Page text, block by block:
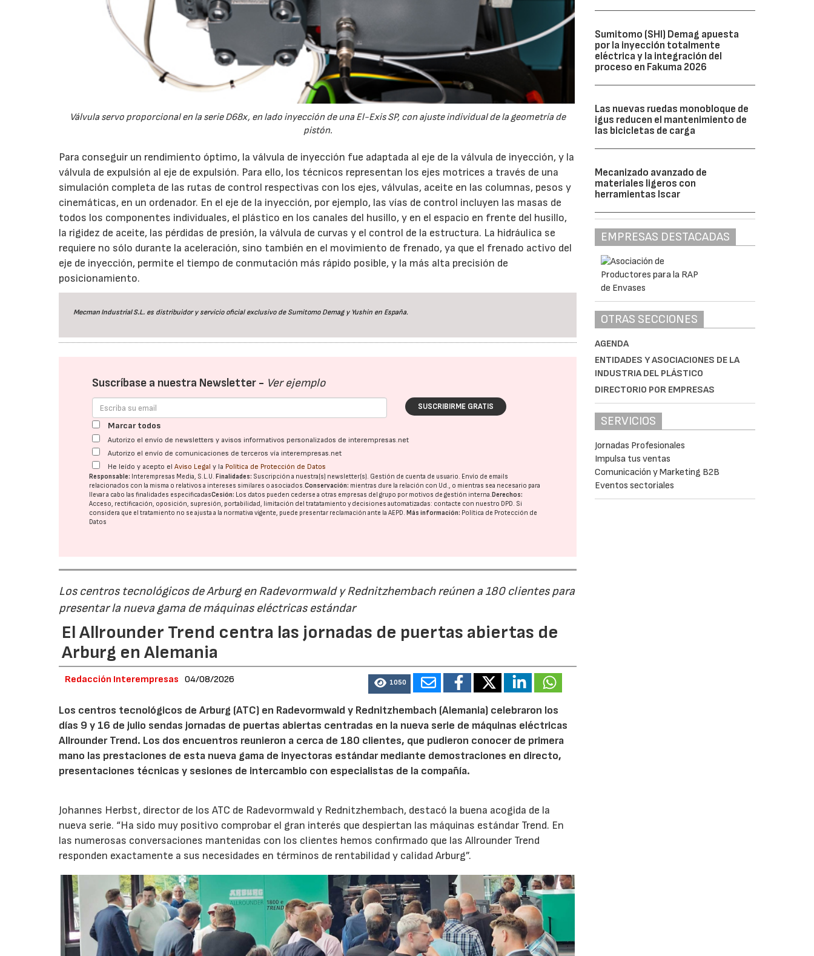
Válvula servo proporcional en la serie D68x, en lado inyección de una El-Exis SP, con ajuste individual de la geometría de
pistón.
Para conseguir un rendimiento óptimo, la válvula de inyección fue adaptada al eje de la válvula de inyección, y la
válvula de expulsión al eje de expulsión. Para ello, los técnicos representan los ejes motrices a través de una
simulación completa de las rutas de control respectivas con los ejes, válvulas, aceite en las columnas, pesos y
cinemáticas, en un ordenador. En el eje de la inyección, por ejemplo, las vías de control incluyen las masas de
todos los componentes individuales, el plástico en los canales del husillo, y en el espacio en frente del husillo,
la rigidez de aceite, las pérdidas de presión, la válvula de curvas y el control de la estructura. La hidráulica se
requiere no sólo durante la aceleración, sino también en el movimiento de frenado, ya que el frenado activo del
eje de inyección, permite el tiempo de conmutación más rápido posible, y la más alta precisión de
posicionamiento.
Mecman Industrial S.L.es distribuidor y servicio oficial exclusivo de Sumitomo Demag y Yushin en España.
Suscríbase a nuestra Newsletter - Ver ejemplo
SUSCRIBIRME GRATIS
Marcar todos
Autorizo el envío de newsletters y avisos informativos personalizados de interempresas.net
Autorizo el envío de comunicaciones de terceros vía interempresas.net
He leído y acepto elAviso Legal y la Política de Protección de Datos
Responsable: Interempresas Media, S.L.U. Finalidades: Suscripción a nuestra(s) newsletter(s). Gestión de cuenta de usuario. Envío de emails
relacionados con la misma o relativos a intereses similares o asociados.Conservación: mientras dure la relación con Ud., o mientras sea necesario para
llevar a cabo las finalidades especificadasCesión: Los datos pueden cederse a otras empresas del grupo por motivos de gestión interna. Derechos:
Acceso, rectificación, oposición, supresión, portabilidad, limitación del tratatamiento y decisiones automatizadas: contacte con nuestro DPD. Si
considera que el tratamiento no se ajusta a la normativa vigente, puede presentar reclamación ante laAEPD. Más información: Política de Protección de
Datos
Los centros tecnológicos de Arburg en Radevormwald y Rednitzhembach reúnen a 180 clientes para
presentar la nueva gama de máquinas eléctricas estándar
El Allrounder Trend centra las jornadas de puertas abiertas de
Arburg en Alemania
Redacción Interempresas 04/08/2026 1050
Los centros tecnológicos de Arburg (ATC) en Radevormwald y Rednitzhembach (Alemania) celebraron los
días 9 y 16 de julio sendas jornadas de puertas abiertas centradas en la nueva serie de máquinas eléctricas
Allrounder Trend. Los dos encuentros reunieron a cerca de 180 clientes, que pudieron conocer de primera
mano las prestaciones de esta nueva gama de inyectoras estándar mediante demostraciones en directo,
presentaciones técnicas y sesiones de intercambio con especialistas de la compañía.
Johannes Herbst, director de los ATC de Radevormwald y Rednitzhembach, destacó la buena acogida de la
nueva serie. “Ha sido muy positivo comprobar el gran interés que despiertan las máquinas estándar Trend. En
las numerosas conversaciones mantenidas con los clientes hemos confirmado que las Allrounder Trend
responden exactamente a sus necesidades en términos de rentabilidad y calidad Arburg”.
Sumitomo (SHI) Demag apuesta
por la inyección totalmente
eléctrica y la integración del
proceso en Fakuma 2026
Las nuevas ruedas monobloque de
igus reducen el mantenimiento de
las bicicletas de carga
Mecanizado avanzado de
materiales ligeros con
herramientas Iscar
EMPRESAS DESTACADAS
OTRAS SECCIONES
AGENDA
ENTIDADES Y ASOCIACIONES DE LA
INDUSTRIA DEL PLÁSTICO
DIRECTORIO POR EMPRESAS
SERVICIOS
Jornadas Profesionales
Impulsa tus ventas
Comunicación y Marketing B2B
Eventos sectoriales